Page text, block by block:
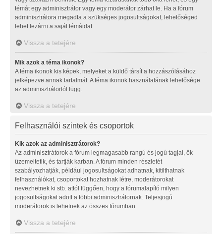
témát egy adminisztrátor vagy egy moderátor zárhat le. Ha a fórum
adminisztrátora megadta a szükséges jogosultságokat, lehetőséged
lehet lezárni a saját témáidat.
Vissza a tetejére
Mik azok a téma ikonok?
A téma ikonok kis képek, melyeket a küldő társít a hozzászólásához
jelképezve annak tartalmát. A téma ikonok használatának lehetősége
az adminisztrátortól függ.
Vissza a tetejére
Felhasználói szintek és csoportok
Kik azok az adminisztrátorok?
Az adminisztrátorok a fórum legmagasabb rangú és jogú tagjai, ők
üzemeltetik, és tartják karban. A fórum minden részletét
szabályozhatják, például jogosultságokat adhatnak, kitilthatnak
felhasználókat, csoportokat hozhatnak létre, moderátorokat
nevezhetnek ki stb. attól függően, hogy a fórumalapító milyen
jogosultságokat adott a többi adminisztrátornak. Teljesjogú
moderátorok is lehetnek az összes fórumban.
Vissza a tetejére